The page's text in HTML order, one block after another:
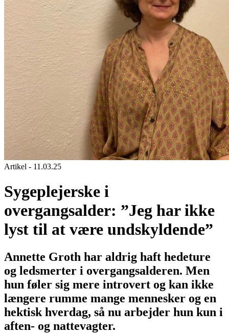
Artikel - 11.03.25
Sygeplejerske i
overgangsalder: ”Jeg har ikke
lyst til at være undskyldende”
Annette Groth har aldrig haft hedeture
og ledsmerter i overgangsalderen. Men
hun føler sig mere introvert og kan ikke
længere rumme mange mennesker og en
hektisk hverdag, så nu arbejder hun kun i
aften- og nattevagter.